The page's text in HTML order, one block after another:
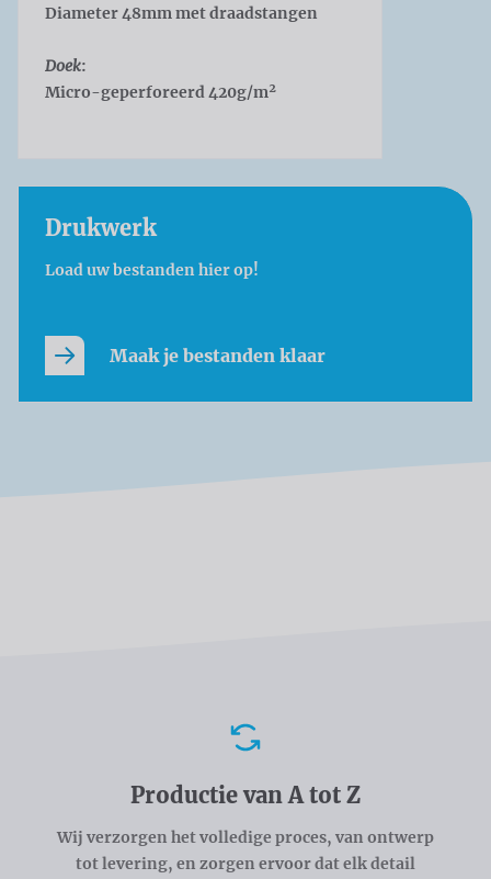
Diameter 48mm met draadstangen
Doek:
Micro-geperforeerd 420g/m²
Drukwerk
Load uw bestanden hier op!
Maak je bestanden klaar
Productie van A tot Z
Wij verzorgen het volledige proces, van ontwerp
tot levering, en zorgen ervoor dat elk detail